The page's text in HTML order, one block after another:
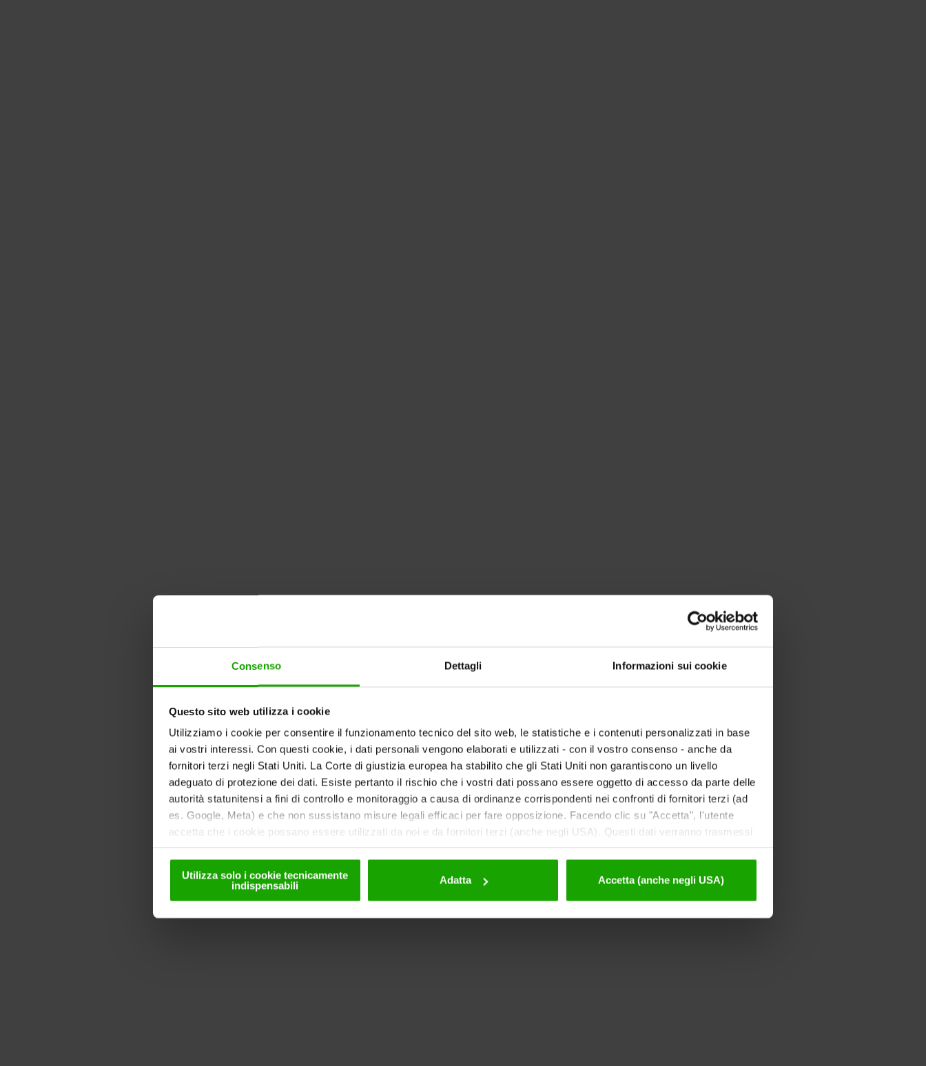
Consenso Dettagli Informazioni sui cookie
Questo sito web utilizza i cookie
Utilizziamo i cookie per consentire il funzionamento tecnico del sito web, le statistiche e i contenuti personalizzati in base
ai vostri interessi. Con questi cookie, i dati personali vengono elaborati e utilizzati - con il vostro consenso - anche da
fornitori terzi negli Stati Uniti. La Corte di giustizia europea ha stabilito che gli Stati Uniti non garantiscono un livello
adeguato di protezione dei dati. Esiste pertanto il rischio che i vostri dati possano essere oggetto di accesso da parte delle
autorità statunitensi a fini di controllo e monitoraggio a causa di ordinanze corrispondenti nei confronti di fornitori terzi (ad
es. Google, Meta) e che non sussistano misure legali efficaci per fare opposizione. Facendo clic su "Accetta", l'utente
accetta che i cookie possano essere utilizzati da noi e da fornitori terzi (anche negli USA). Questi dati verranno trasmessi
Utilizza solo i cookie tecnicamente
indispensabili
Adatta Accetta (anche negli USA)